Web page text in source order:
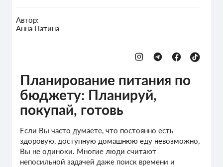
Автор:
Анна Патина
Планирование питания по
бюджету: Планируй,
покупай, готовь
Если Вы часто думаете, что постоянно есть
здоровую, доступную домашнюю еду невозможно,
Вы не одиноки. Многие люди считают
непосильной задачей даже поиск времени и